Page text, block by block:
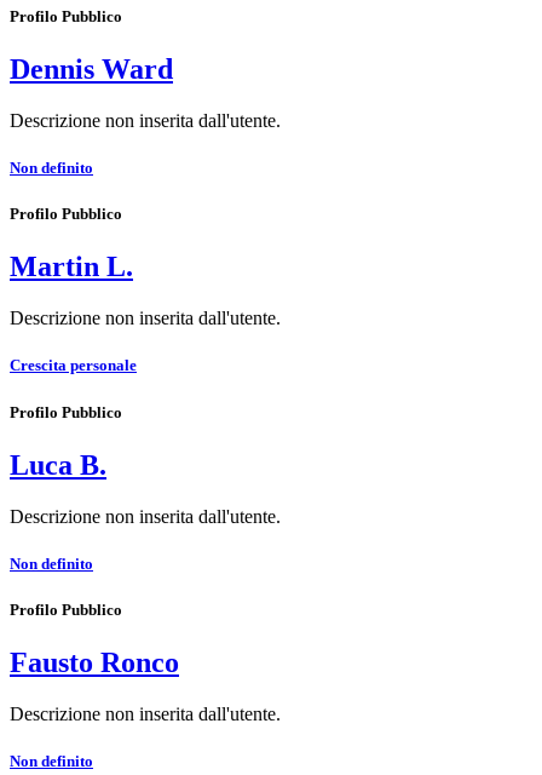
Profilo Pubblico
Dennis Ward
Descrizione non inserita dall'utente.
Non definito
Profilo Pubblico
Martin L.
Descrizione non inserita dall'utente.
Crescita personale
Profilo Pubblico
Luca B.
Descrizione non inserita dall'utente.
Non definito
Profilo Pubblico
Fausto Ronco
Descrizione non inserita dall'utente.
Non definito